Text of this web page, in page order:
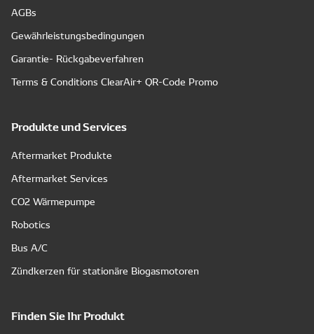
AGBs
Gewährleistungsbedingungen
Garantie- Rückgabeverfahren
Terms & Conditions ClearAir+ QR-Code Promo
Produkte und Services
Aftermarket Produkte
Aftermarket Services
CO2 Wärmepumpe
Robotics
Bus A/C
Zündkerzen für stationäre Biogasmotoren
Finden Sie Ihr Produkt